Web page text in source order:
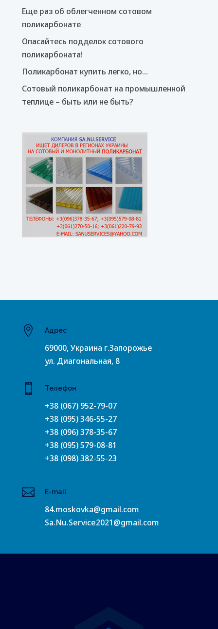
Еще раз об облегченном сотовом
поликарбонате
Опасайтесь подделок сотового
поликарбоната!
Поликарбонат купить легко, но…
Сотовый поликарбонат на промышленной
теплице – быть или не быть?
 Адрес
69000, Украина г.Запорожье
ул. Диагональная, 8
 Телефон
+38 (067) 952-79-07
+38 (095) 346-55-27
+38 (096) 378-35-67
+38 (095) 579-08-81
+38 (098) 382-55-23
 E-mail
84.moskovka@gmail.com
Sa.Nu.Service2021@gmail.com